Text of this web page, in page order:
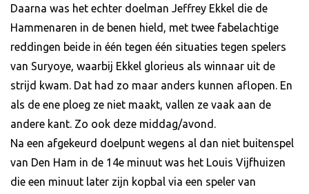
Daarna was het echter doelman Jeffrey Ekkel die de
Hammenaren in de benen hield, met twee fabelachtige
reddingen beide in één tegen één situaties tegen spelers
van Suryoye, waarbij Ekkel glorieus als winnaar uit de
strijd kwam. Dat had zo maar anders kunnen aflopen. En
als de ene ploeg ze niet maakt, vallen ze vaak aan de
andere kant. Zo ook deze middag/avond.
Na een afgekeurd doelpunt wegens al dan niet buitenspel
van Den Ham in de 14e minuut was het Louis Vijfhuizen
die een minuut later zijn kopbal via een speler van